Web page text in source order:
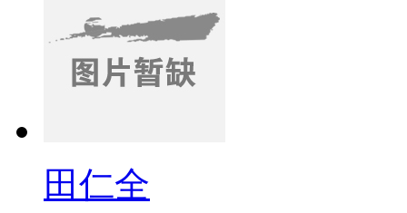
田仁全